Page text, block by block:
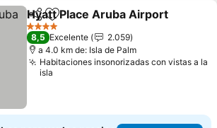
CompartirAñadir a favoritos
Hyatt Place Aruba Airport
4 Estrellas
8,5 Excelente
2.059
a 4.0 km de: Isla de Palm
Habitaciones insonorizadas con vistas a la
isla